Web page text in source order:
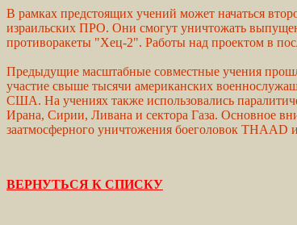
В рамках предстоящих учений может начаться
израильских ПРО. Они смогут уничтожать
противоракеты "Хец-2". Работы над проектом в
Предыдущие масштабные совместные учения
участие свыше тысячи американских
США. На учениях также использовались
Ирана, Сирии, Ливана и сектора Газа. Основное
заатмосферного уничтожения боеголовок
ВЕРНУТЬСЯ К СПИСКУ